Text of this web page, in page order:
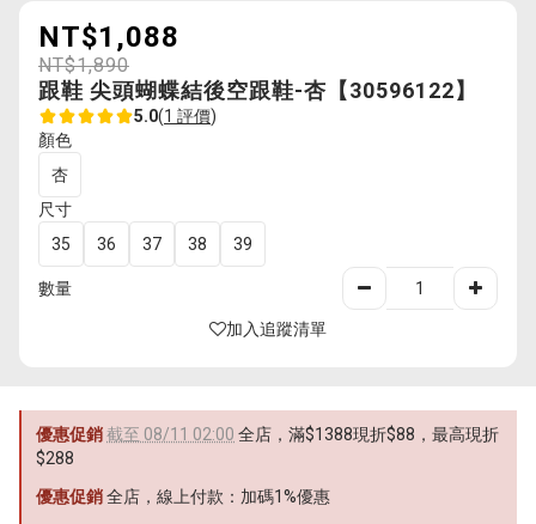
NT$1,088
NT$1,890
跟鞋 尖頭蝴蝶結後空跟鞋-杏【30596122】
5.0(1 評價)
顏色
杏
尺寸
35
36 37 38 39
數量
加入追蹤清單
優惠促銷截至 08/11 02:00 全店，滿$1388現折$88，最高現折
$288
優惠促銷全店，線上付款：加碼1%優惠